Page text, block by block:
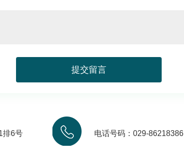
提交留言
排6号 电话号码：029-86218386